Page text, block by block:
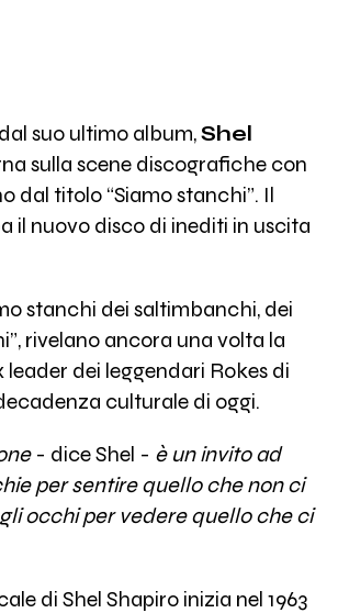
suo ultimo album,Shel
sulla scene discografiche con
dal titolo “Siamo stanchi”. Il
il nuovo disco di inediti in uscita
stanchi dei saltimbanchi, dei
rivelano ancora una volta la
leader dei leggendari Rokes di
culturale di oggi.
- dice Shel - è un invito ad
per sentire quello che non ci
occhi per vedere quello che ci
di Shel Shapiro inizia nel 1963